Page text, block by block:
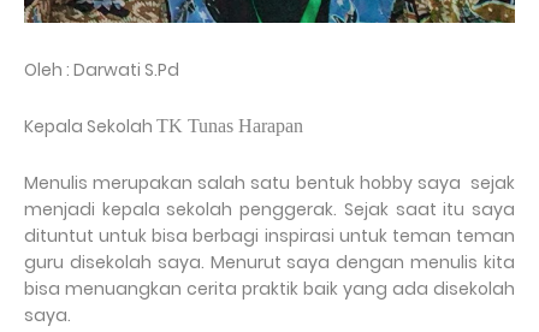
Oleh : Darwati S.Pd
Kepala Sekolah TK Tunas Harapan
Menulis merupakan salah satu bentuk hobby saya sejak
menjadi kepala sekolah penggerak. Sejak saat itu saya
dituntut untuk bisa berbagi inspirasi untuk teman teman
guru disekolah saya. Menurut saya dengan menulis kita
bisa menuangkan cerita praktik baik yang ada disekolah
saya.